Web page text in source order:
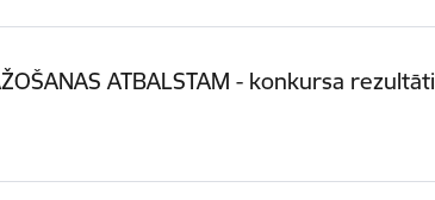
ATBALSTAM - konkursa rezultāti